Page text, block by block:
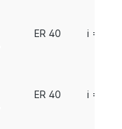
ER 40 i = 1 : 1
ER 40 i = 1 : 1